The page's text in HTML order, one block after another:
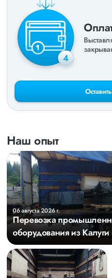
4
Наш опыт
06 августа 2026 г.
Перевозка
оборудования из Калуги